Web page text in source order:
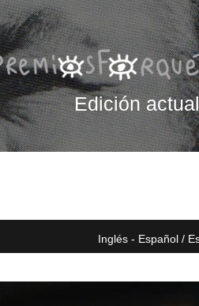
Edición actual
Inglés - Español /